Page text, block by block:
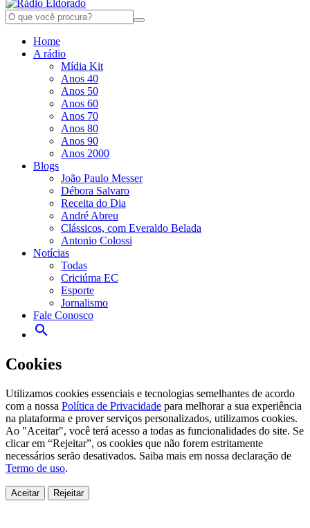
Home
A rádio
Mídia Kit
Anos 40
Anos 50
Anos 60
Anos 70
Anos 80
Anos 90
Anos 2000
Blogs
João Paulo Messer
Débora Salvaro
Receita do Dia
André Abreu
Clássicos, com Everaldo Belada
Antonio Colossi
Notícias
Todas
Criciúma EC
Esporte
Jornalismo
Fale Conosco
search
Cookies
Utilizamos cookies essenciais e tecnologias semelhantes de acordo
com a nossa Política de Privacidade para melhorar a sua experiência
na plataforma e prover serviços personalizados, utilizamos cookies.
Ao "Aceitar", você terá acesso a todas as funcionalidades do site. Se
clicar em “Rejeitar”, os cookies que não forem estritamente
necessários serão desativados. Saiba mais em nossa declaração de
Termo de uso.
Aceitar Rejeitar